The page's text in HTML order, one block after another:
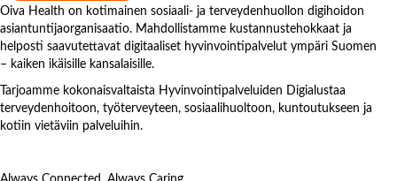
Oiva Health on kotimainen sosiaali- ja terveydenhuollon digihoidon
asiantuntijaorganisaatio. Mahdollistamme kustannustehokkaat ja
helposti saavutettavat digitaaliset hyvinvointipalvelut ympäri Suomen
– kaiken ikäisille kansalaisille.
Tarjoamme kokonaisvaltaista Hyvinvointipalveluiden Digialustaa
terveydenhoitoon, työterveyteen, sosiaalihuoltoon, kuntoutukseen ja
kotiin vietäviin palveluihin.